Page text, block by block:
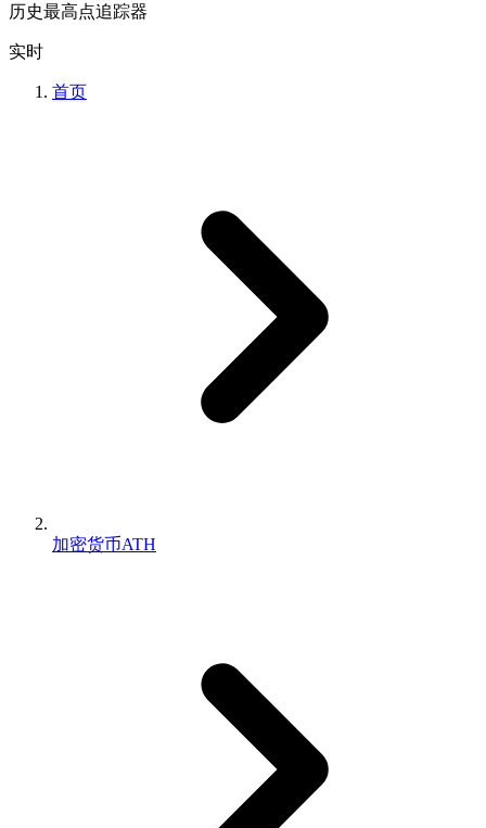
历史最高点追踪器
实时
首页
加密货币ATH